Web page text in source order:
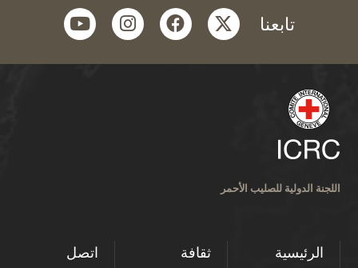
تابعنا twitter
facebook
instagram
youtube
اللجنة الدولية للصليب الأحمر
الرئيسية ثقافة
اتصل